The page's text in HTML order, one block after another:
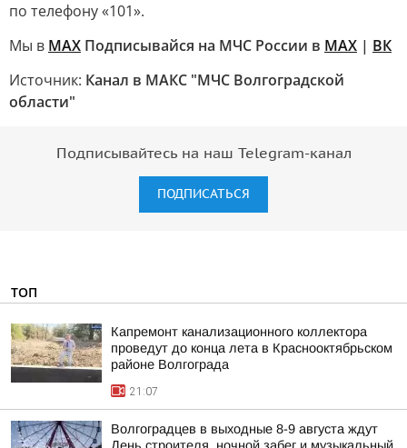
по телефону «101».
Мы в МАХ Подписывайся на МЧС России в MAX | ВК
Источник: Канал в МАКС "МЧС Волгоградской
области"
Подписывайтесь на наш Telegram-канал
ПОДПИСАТЬСЯ
ТОП
Капремонт канализационного коллектора
проведут до конца лета в Краснооктябрьском
районе Волгограда
21:07
Волгоградцев в выходные 8-9 августа ждут